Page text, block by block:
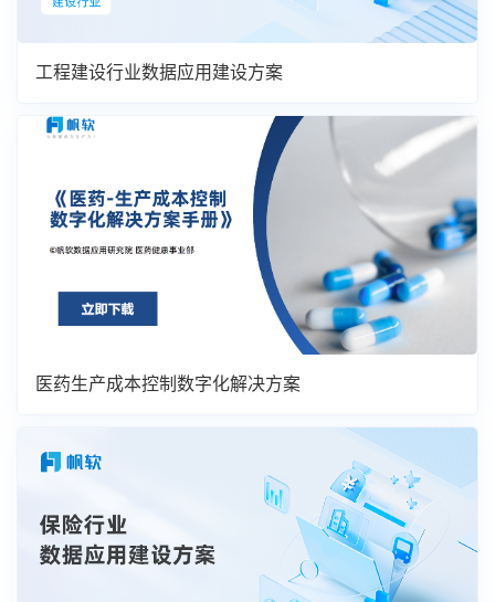
工程建设行业数据应用建设方案
医药生产成本控制数字化解决方案